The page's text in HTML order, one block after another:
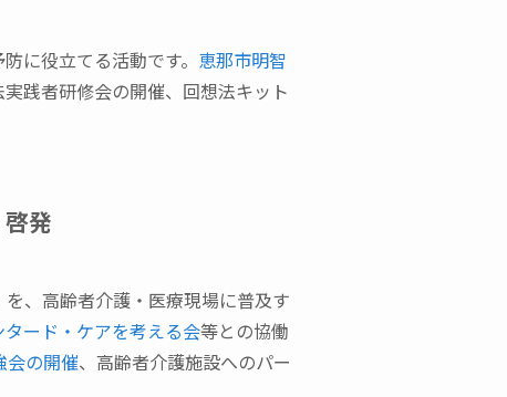
に役立てる活動です。 恵那市明智
践者研修会の開催、回想法キット
発
、高齢者介護・医療現場に普及す
ード・ケアを考える会等との協働
会の開催、高齢者介護施設へのパー